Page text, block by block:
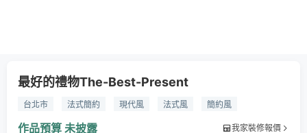
最好的禮物The-Best-Present
台北市 法式簡約 現代風 法式風
簡約風
法式簡約風
實木地板 鍍鈦
鐵件
作品預算 未披露 我家裝修報價